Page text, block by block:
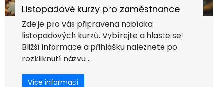
Listopadové kurzy pro zaměstnance
Zde je pro vás připravena nabídka
listopadových kurzů. Vybírejte a hlaste se!
Bližší informace a přihlášku naleznete po
rozkliknutí názvu ...
Více informací